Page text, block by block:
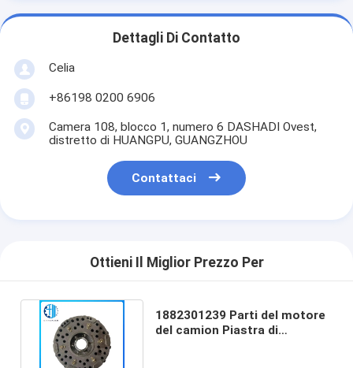
Dettagli Di Contatto
Celia
+86198 0200 6906
Camera 108, blocco 1, numero 6 DASHADI Ovest,
distretto di HUANGPU, GUANGZHOU
Contattaci
Ottieni Il Miglior Prezzo Per
1882301239 Parti del motore
del camion Piastra di